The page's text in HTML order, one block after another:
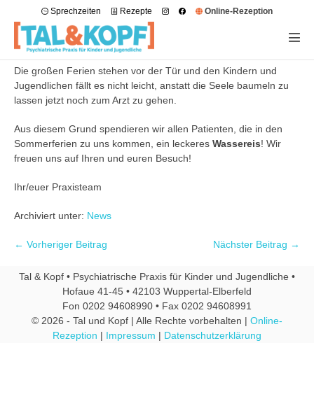
Sprechzeiten Rezepte Online-Rezeption
Die großen Ferien stehen vor der Tür und den Kindern und
Jugendlichen fällt es nicht leicht, anstatt die Seele baumeln zu
lassen jetzt noch zum Arzt zu gehen.
Aus diesem Grund spendieren wir allen Patienten, die in den
Sommerferien zu uns kommen, ein leckeres Wassereis! Wir
freuen uns auf Ihren und euren Besuch!
Ihr/euer Praxisteam
Archiviert unter: News
← Vorheriger Beitrag Nächster Beitrag →
Tal & Kopf • Psychiatrische Praxis für Kinder und Jugendliche •
Hofaue 41-45 • 42103 Wuppertal-Elberfeld
Fon 0202 94608990 • Fax 0202 94608991
© 2026 - Tal und Kopf | Alle Rechte vorbehalten | Online-
Rezeption | Impressum | Datenschutzerklärung